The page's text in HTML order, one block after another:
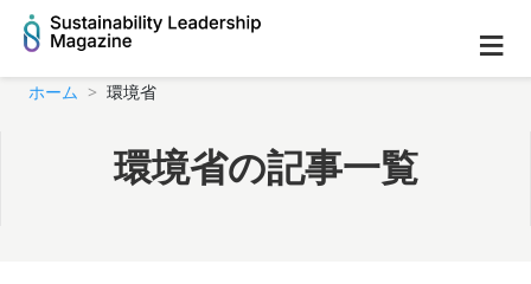
≡
ホーム 環境省
環境省の記事一覧